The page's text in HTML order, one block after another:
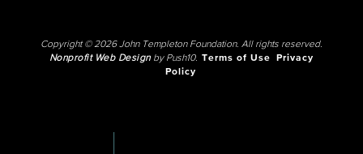
Copyright © 2026 John Templeton Foundation. All rights reserved.
Nonprofit Web Designby Push10. Terms of Use
Privacy
Policy